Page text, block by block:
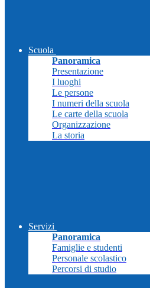
Scuola
Panoramica
Presentazione
I luoghi
Le persone
I numeri della scuola
Le carte della scuola
Organizzazione
La storia
Servizi
Panoramica
Famiglie e studenti
Personale scolastico
Percorsi di studio